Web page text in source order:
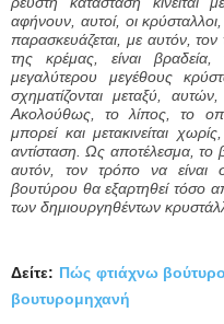
αφήνουν, αυτοί, οι
παρασκευάζεται, με αυτόν,
της κρέμας, είναι βραδεία,
μεγαλύτερου μεγέθους
σχηματίζονται μεταξύ,
Ακολούθως, το λίπος, το
μπορεί και μετακινείται
αντίσταση. Ως αποτέλεσμα, το
αυτόν, τον τρόπο να είναι
βουτύρου θα εξαρτηθεί τόσο
των δημιουργηθέντων
Δείτε: Πώς φτιάχνω
βουτυρομηχανή